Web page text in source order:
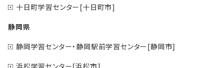
十日町学習センター[十日町市]
静岡県
静岡学習センター・静岡駅前学習センター[静岡市]
浜松学習センター[浜松市]